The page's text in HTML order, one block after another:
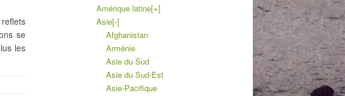
se
les
Amérique latine[+]
Asie[-]
Afghanistan
Arménie
Asie du Sud
Asie du Sud-Est
Asie-Pacifique